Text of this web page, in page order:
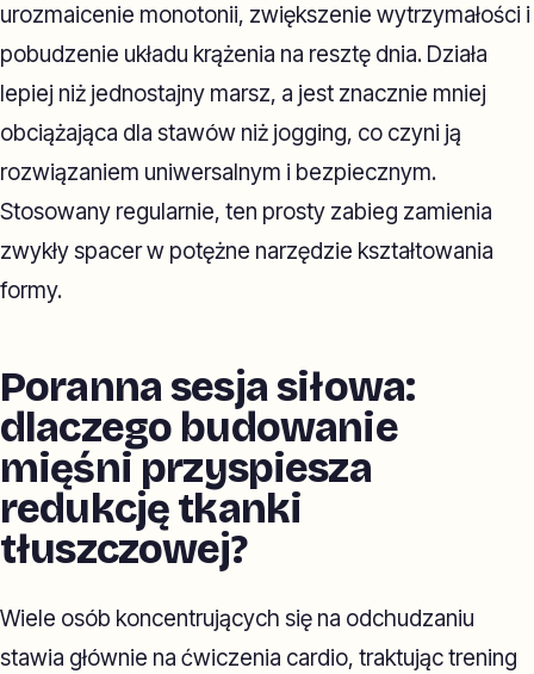
urozmaicenie monotonii, zwiększenie wytrzymałości i
pobudzenie układu krążenia na resztę dnia. Działa
lepiej niż jednostajny marsz, a jest znacznie mniej
obciążająca dla stawów niż jogging, co czyni ją
rozwiązaniem uniwersalnym i bezpiecznym.
Stosowany regularnie, ten prosty zabieg zamienia
zwykły spacer w potężne narzędzie kształtowania
formy.
Poranna sesja siłowa:
dlaczego budowanie
mięśni przyspiesza
redukcję tkanki
tłuszczowej?
Wiele osób koncentrujących się na odchudzaniu
stawia głównie na ćwiczenia cardio, traktując trening